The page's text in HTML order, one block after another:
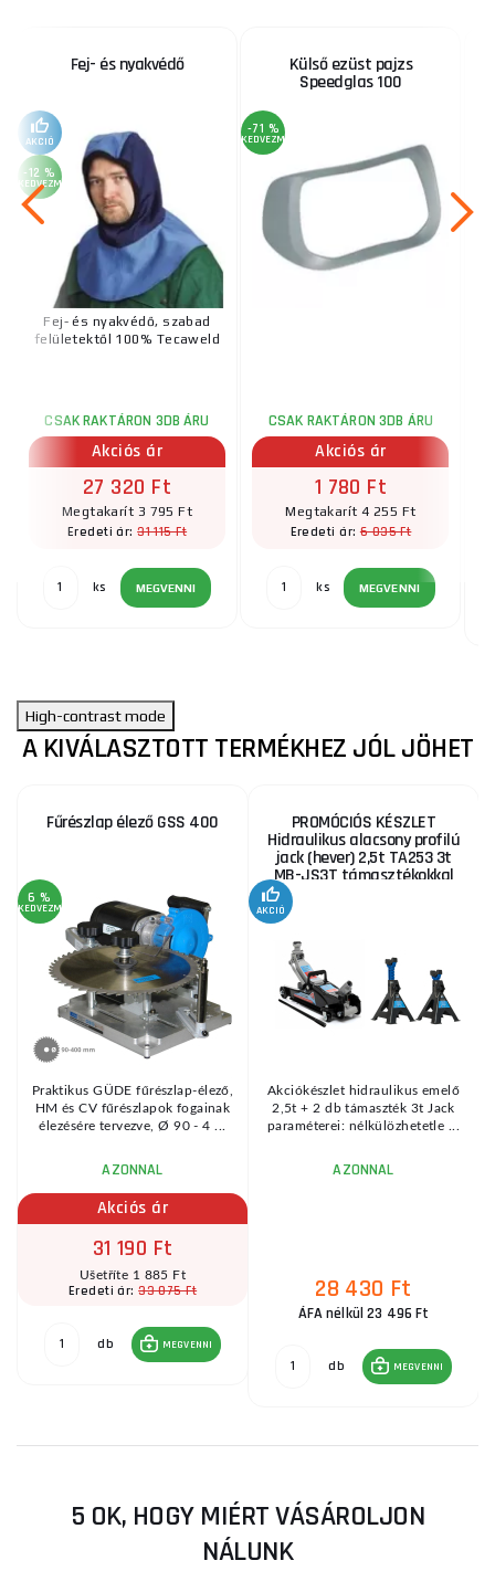
Fej- és nyakvédő
AKCIÓ
-12 %
KEDVEZMÉNY
Fej- és nyakvédő, szabad
felületektől 100% Tecaweld
CSAK RAKTÁRON 3DB ÁRU
Akciós ár
27 320 Ft
Megtakarít 3 795 Ft
Eredeti ár:31 115 Ft
ks MEGVENNI
Külső ezüst pajzs
Speedglas 100
-71 %
KEDVEZMÉNY
CSAK RAKTÁRON 3DB ÁRU
Akciós ár
1 780 Ft
Megtakarít 4 255 Ft
Eredeti ár:6 035 Ft
ks MEGVENNI
High-contrast mode
A KIVÁLASZTOTT TERMÉKHEZ JÓL JÖHET
Fűrészlap élező GSS 400
6 %
KEDVEZMÉNY
Praktikus GÜDE fűrészlap-élező,
HM és CV fűrészlapok fogainak
élezésére tervezve, Ø 90 - 4 ...
AZONNAL
Akciós ár
31 190 Ft
Ušetříte 1 885 Ft
Eredeti ár:33 075 Ft
db MEGVENNI
PROMÓCIÓS KÉSZLET
Hidraulikus alacsony profilú
jack (hever) 2,5t TA253 3t
MB-JS3T támasztékokkal
AKCIÓ
Akciókészlet hidraulikus emelő
2,5t + 2 db támaszték 3t Jack
paraméterei: nélkülözhetetle ...
AZONNAL
28 430 Ft
ÁFA nélkül 23 496 Ft
db MEGVENNI
5 OK, HOGY MIÉRT VÁSÁROLJON
NÁLUNK